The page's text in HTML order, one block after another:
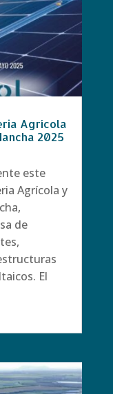
Agrícola
2025
este
Agrícola y
de
El